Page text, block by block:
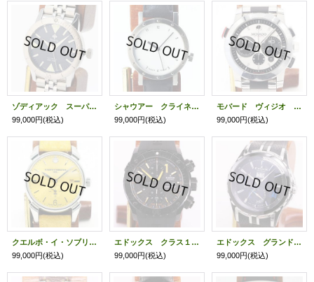
ゾディアック スーパーシーウルフ５３ ＺＯ９２０１ 黒文字盤
99,000円(税込)
シャウアー クライネ 白文字盤 Ｎｏ３１９
99,000円(税込)
モバード ヴィジオ クロノグラフ ３８．Ｈ９．１８９１ 銀文字盤 黒インダイアル
99,000円(税込)
クエルボ・イ・ソブリヌス ヒストリアルドール ３１９１ ＳＯＬ 黄色文字盤
99,000円(税込)
エドックス クラス１ クロノオフショア ４６７４３７ カーボン文字盤 限定
99,000円(税込)
エドックス グランドオーシャン ９４００３ 黒文字盤 シードバイ限定
99,000円(税込)